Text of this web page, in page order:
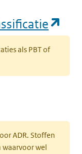
als PBT of
ADR. Stoffen
wel